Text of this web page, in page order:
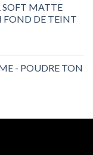
CFA
SOFT MATTE
FOND DE TEINT
: - POUDRE TON